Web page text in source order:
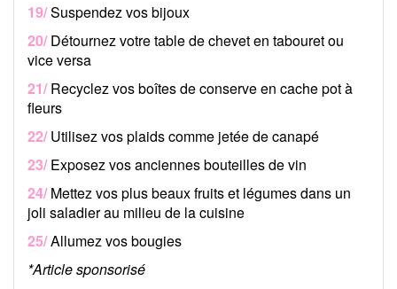
19/Suspendez vos bijoux
20/Détournez votre table de chevet en tabouret ou
vice versa
21/Recyclez vos boîtes de conserve en cache pot à
fleurs
22/Utilisez vos plaids comme jetée de canapé
23/Exposez vos anciennes bouteilles de vin
24/ Mettez vos plus beaux fruits et légumes dans un
joli saladier au milieu de la cuisine
25/Allumez vos bougies
*Article sponsorisé